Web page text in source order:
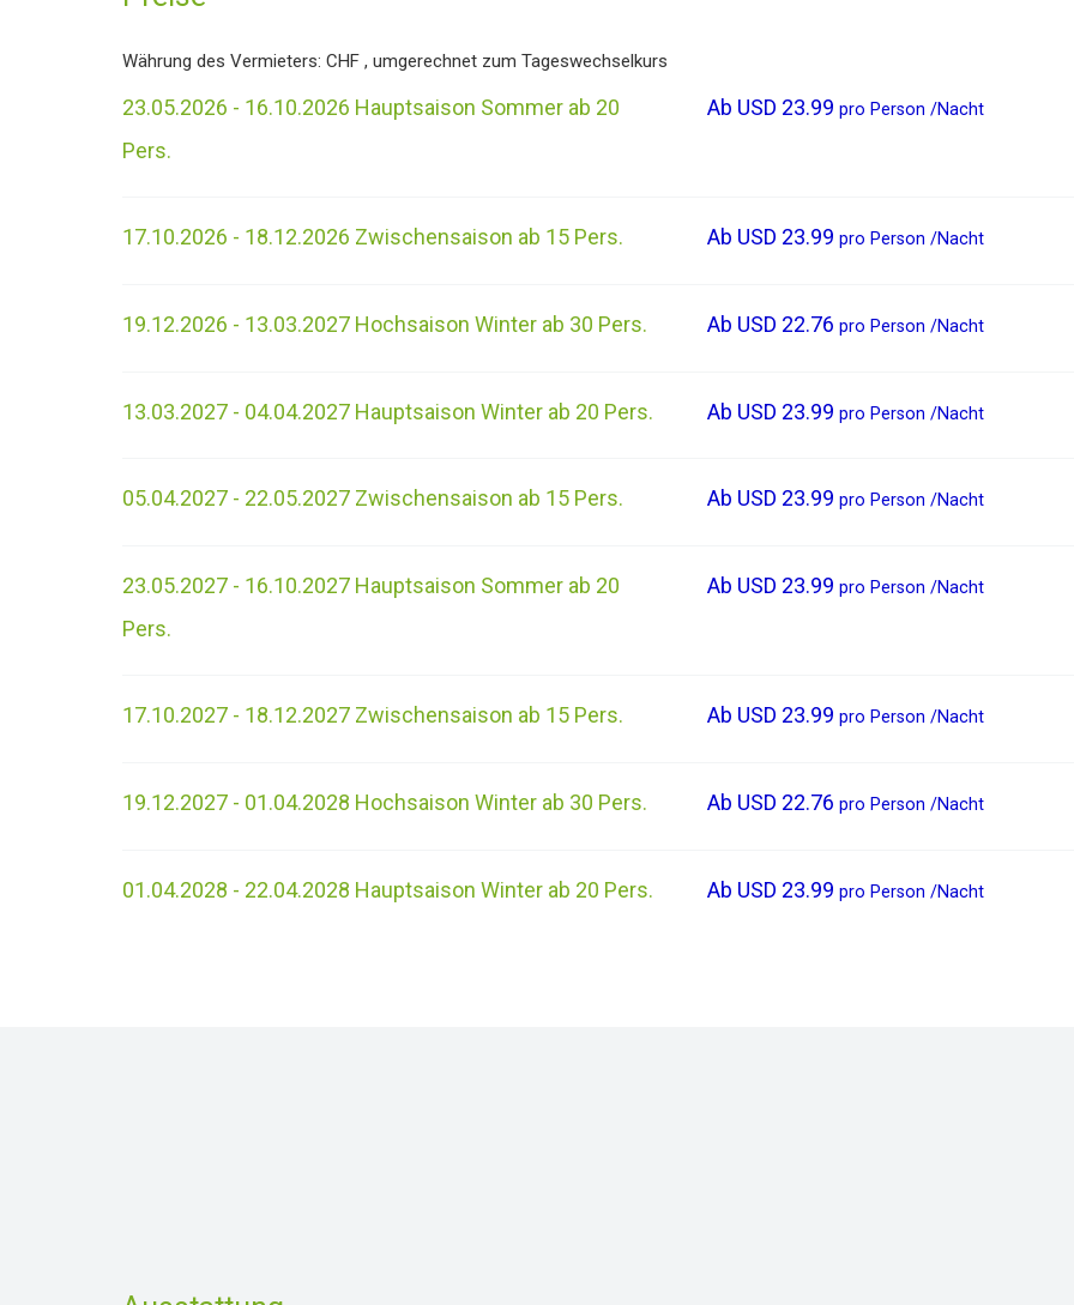
Währung des Vermieters: CHF , umgerechnet zum Tageswechselkurs
23.05.2026 - 16.10.2026 Hauptsaison Sommer ab 20
Pers.
Ab USD 23.99 pro Person /Nacht
17.10.2026 - 18.12.2026 Zwischensaison ab 15 Pers. Ab USD 23.99 pro Person /Nacht
19.12.2026 - 13.03.2027 Hochsaison Winter ab 30 Pers. Ab USD 22.76 pro Person /Nacht
13.03.2027 - 04.04.2027 Hauptsaison Winter ab 20 Pers. Ab USD 23.99 pro Person /Nacht
05.04.2027 - 22.05.2027 Zwischensaison ab 15 Pers. Ab USD 23.99 pro Person /Nacht
23.05.2027 - 16.10.2027 Hauptsaison Sommer ab 20
Pers.
Ab USD 23.99 pro Person /Nacht
17.10.2027 - 18.12.2027 Zwischensaison ab 15 Pers. Ab USD 23.99 pro Person /Nacht
19.12.2027 - 01.04.2028 Hochsaison Winter ab 30 Pers. Ab USD 22.76 pro Person /Nacht
01.04.2028 - 22.04.2028 Hauptsaison Winter ab 20 Pers. Ab USD 23.99 pro Person /Nacht